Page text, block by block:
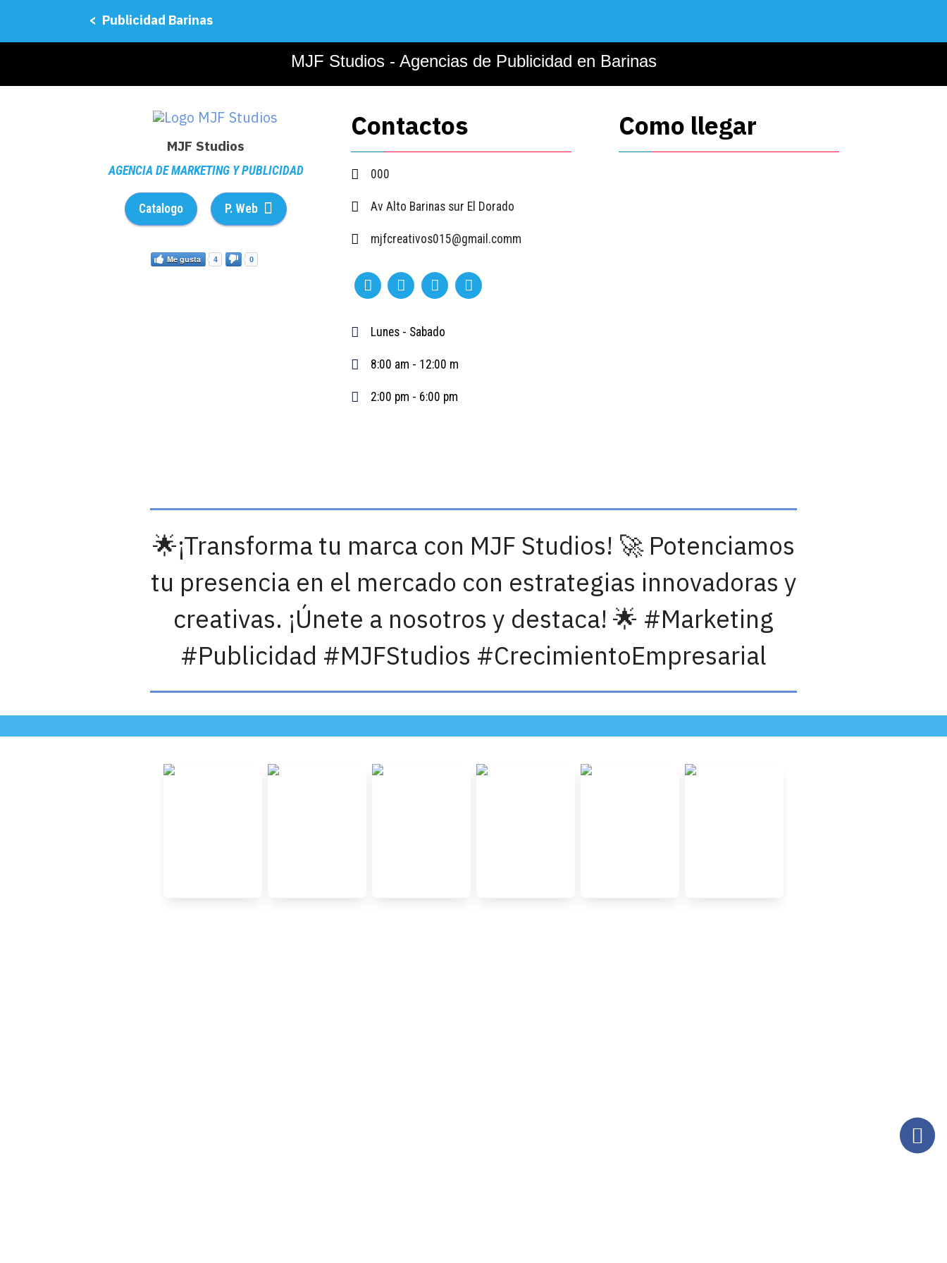
< Publicidad Barinas
MJF Studios - Agencias de Publicidad en Barinas
MJF Studios
AGENCIA DE MARKETING Y PUBLICIDAD
Catalogo P. Web
Me gusta 4 0
Contactos
000
Av Alto Barinas sur El Dorado
mjfcreativos015@gmail.comm
Lunes - Sabado
8:00 am - 12:00 m
2:00 pm - 6:00 pm
Como llegar
🌟¡Transforma tu marca con MJF Studios! 🚀 Potenciamos
tu presencia en el mercado con estrategias innovadoras y
creativas. ¡Únete a nosotros y destaca! 🌟 #Marketing
#Publicidad #MJFStudios #CrecimientoEmpresarial